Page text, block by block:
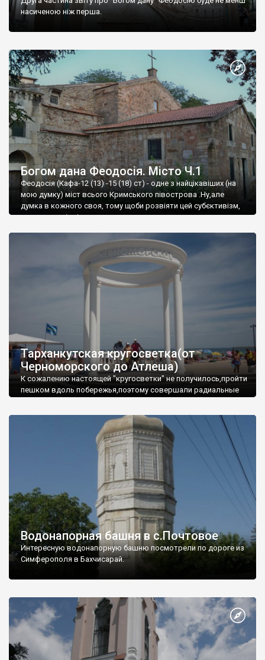
насиченою ніж перша.
Богом дана Феодосія. Місто Ч.1
Феодосія (Кафа-12 (13) -15 (18) ст) - одне з найцікавіших (на
мою думку) міст всього Кримського півострова .Ну,але
думка в кожного своя, тому щоби розвіяти цей субєктивізм,
запрошую відвідати це
Тарханкутская кругосветка(от
Черноморского до Атлеша)
К сожалению настоящей "кругосветки" не получилось,пройти
пешком вдоль побережья,поэтому совершали радиальные
Водонапорная башня в с.Почтовое
Интересную водонапорную башню посмотрели по дороге из
Симферополя в Бахчисарай.